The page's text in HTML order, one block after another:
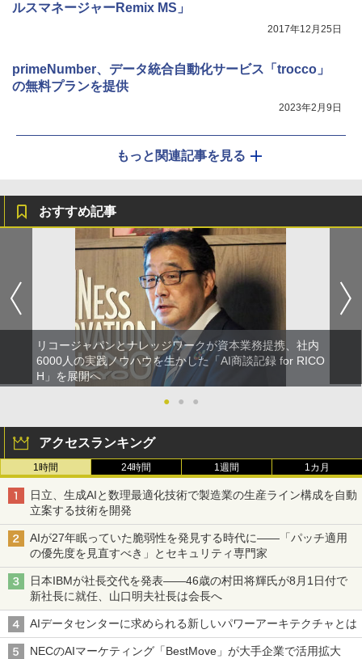
ルスマネージャーRemix MS」
2017年12月25日
primeNumber、データ統合自動化サービス「trocco」
の無料プランを提供
2023年2月9日
もっと関連記事を見る
おすすめ記事
リコージャパンとナレッジワークが資本業務提携、社内
6000人の実践ノウハウを生かした「AI商談記録 for RICO
H」を展開へ
●
● ●
アクセスランキング
1時間 24時間 1週間 1カ月
日立、生成AIと数理最適化技術で製造業の生産ライン構成を自動
立案する技術を開発
AIが27年眠っていた脆弱性を発見する時代に――「パッチ適用
の優先度を見直すべき」とセキュリティ専門家
日本IBMが社長交代を発表――46歳の村田将輝氏が8月1日付で
新社長に就任、山口明夫社長は会長へ
AIデータセンターに求められる新しいパワーアーキテクチャとは
NECのAIマーケティング「BestMove」が大手企業で活用拡大